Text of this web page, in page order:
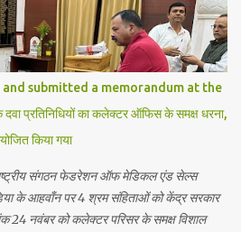
किया गया है। इससे विद्यार्थियों को न केवल
जीवन में नैतिक और आध्यात्मिक शिक्षा भी ग्रहण कर
आत्मविश्...
submitted a memorandum at the
प्रतिनिधियों का कलेक्टर ऑफिस के समक्ष धरना,
किया गया
संगठन फेडरेशन ऑफ मेडिकल एंड सेल्स
के आहवाँन पर 4 श्रम संहिताओं को केंद्र सरकार
24 नवंबर को कलेक्टर परिसर के समक्ष विशाल